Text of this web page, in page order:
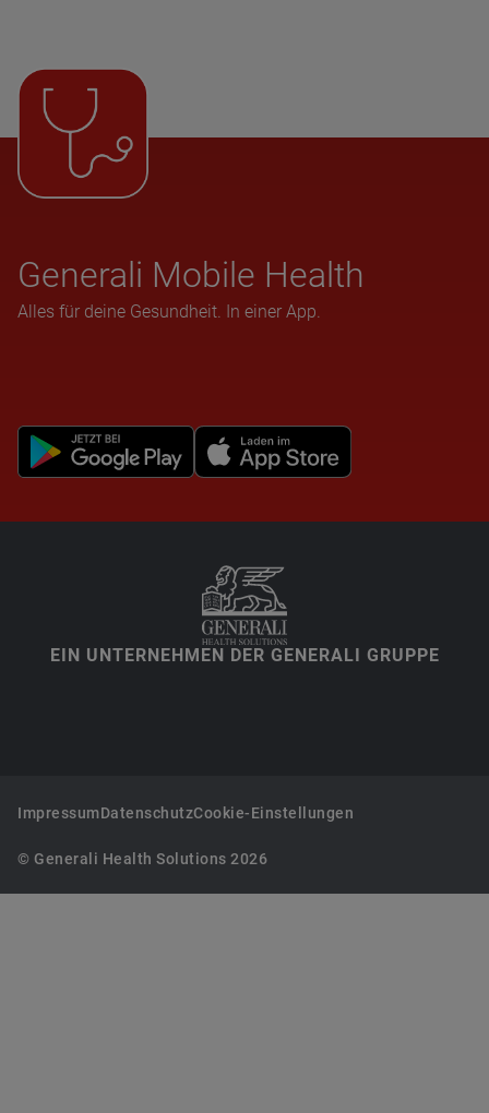
Gene­rali Mobile Health
Alles für deine Gesundheit. In einer App.
EIN UNTERNEHMEN DER GENERALI GRUPPE
ImpressumDatenschutzCookie-Einstellungen
© Generali Health Solutions 2026